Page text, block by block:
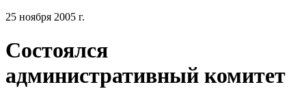
25 ноября 2005 г.
Состоялся
административный комитет